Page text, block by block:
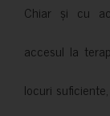
Chiar și cu
accesul la
locuri